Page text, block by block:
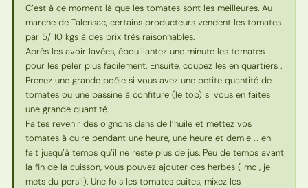
C’est à ce moment là que les tomates sont les meilleures. Au
marche de Talensac, certains producteurs vendent les tomates
par 5/ 10 kgs à des prix très raisonnables.
Après les avoir lavées, ébouillantez une minute les tomates
pour les peler plus facilement. Ensuite, coupez les en quartiers .
Prenez une grande poêle si vous avez une petite quantité de
tomates ou une bassine à confiture (le top) si vous en faites
une grande quantité.
Faites revenir des oignons dans de l’huile et mettez vos
tomates à cuire pendant une heure, une heure et demie … en
fait jusqu’à temps qu’il ne reste plus de jus. Peu de temps avant
la fin de la cuisson, vous pouvez ajouter des herbes ( moi, je
mets du persil). Une fois les tomates cuites, mixez les